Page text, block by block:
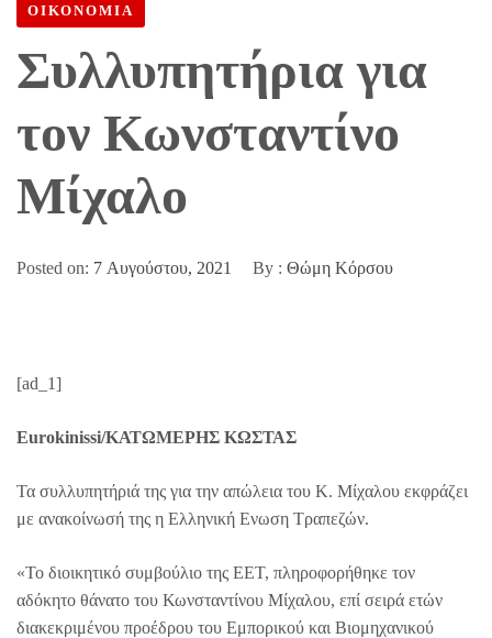
ΟΙΚΟΝΟΜΙΑ
Συλλυπητήρια για
τον Κωνσταντίνο
Μίχαλο
Posted on: 7 Αυγούστου, 2021 By : Θώμη Κόρσου
[ad_1]
Eurokinissi/ΚΑΤΩΜΕΡΗΣ ΚΩΣΤΑΣ
Τα συλλυπητήριά της για την απώλεια του Κ. Μίχαλου εκφράζει
με ανακοίνωσή της η Ελληνική Ενωση Τραπεζών.
«Το διοικητικό συμβούλιο της ΕΕΤ, πληροφορήθηκε τον
αδόκητο θάνατο του Κωνσταντίνου Μίχαλου, επί σειρά ετών
διακεκριμένου προέδρου του Εμπορικού και Βιομηχανικού